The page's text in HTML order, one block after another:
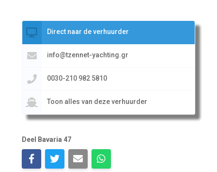
Direct naar de verhuurder
info@tzennet-yachting.gr
0030-210 982 5810
Toon alles van deze verhuurder
Deel Bavaria 47